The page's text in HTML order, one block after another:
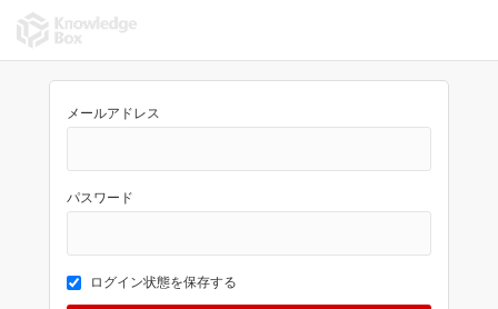
メールアドレス
パスワード
ログイン状態を保存する